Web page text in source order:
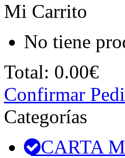
Mi Carrito
No tiene
Total: 0.00€
Confirmar
Categorías
CARTA